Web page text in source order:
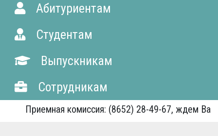
Абитуриентам
Студентам
Выпускникам
Сотрудникам
Приемная комиссия: (8652) 28-49-67, ждем Вас!